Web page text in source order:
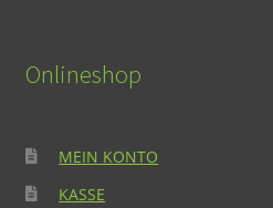
Onlineshop
MEIN KONTO
KASSE